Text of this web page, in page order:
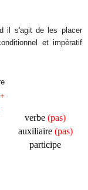
il s'agit de les placer
et impératif
verbe (pas)
auxiliaire (pas)
participe